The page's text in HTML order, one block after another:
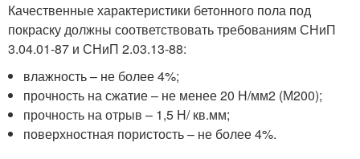
Качественные характеристики бетонного пола под
покраску должны соответствовать требованиям СНиП
3.04.01-87 и СНиП 2.03.13-88:
влажность – не более 4%;
прочность на сжатие – не менее 20 Н/мм2 (М200);
прочность на отрыв – 1,5 Н/ кв.мм;
поверхностная пористость – не более 4%.